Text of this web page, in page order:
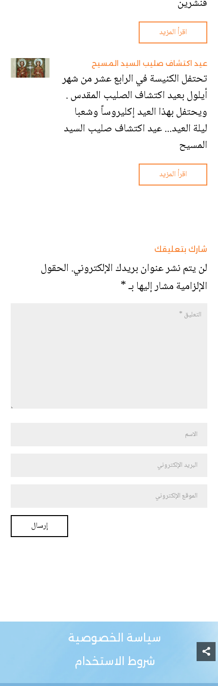
اقرأ المزيد
عيد اكتشاف صليب السيد المسيح
تحتفل الكنيسة في الرابع عشر من شهر
أيلول بعيد اكتشاف الصليب المقدس .
ويحتفل بهذا العيد إكليروساً وشعبا
ليلة العيد... عيد اكتشاف صليب السيد
المسيح
اقرأ المزيد
شارك بتعليقك
لن يتم نشر عنوان بريدك الإلكتروني.الحقول
الإلزامية مشار إليها بـ*
سياسة الخصوصية
شروط الاستخدام